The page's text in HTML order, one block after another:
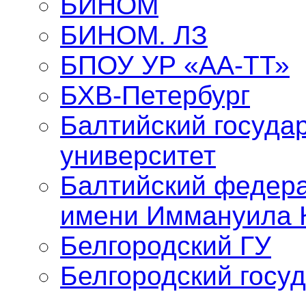
БИНОМ. ЛЗ
БПОУ УР «АА-ТТ»
БХВ-Петербург
Балтийский
университет
Балтийский
имени Иммануила
Белгородский ГУ
Белгородский